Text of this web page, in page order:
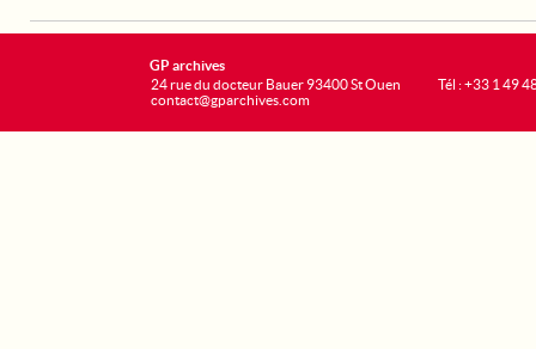
GP archives
24 rue du docteur Bauer 93400 St Ouen
contact@gparchives.com
Tél : +33 1 49